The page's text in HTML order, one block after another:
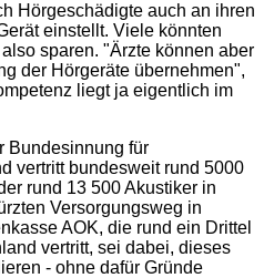
Hörgeschädigte auch an ihren
einstellt. Viele könnten
sparen. "Ärzte können aber
der Hörgeräte übernehmen",
liegt ja eigentlich im
für
vertritt bundesweit rund 5000
rund 13 500 Akustiker in
Versorgungsweg in
AOK, die rund ein Drittel
vertritt, sei dabei, dieses
- ohne dafür Gründe